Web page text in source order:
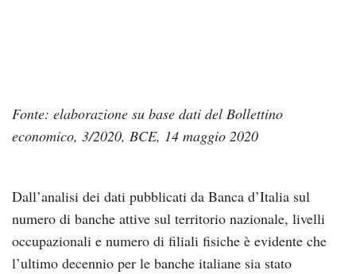
Fonte: elaborazione su base dati del Bollettino
economico, 3/2020, BCE, 14 maggio 2020
Dall’analisi dei dati pubblicati da Banca d’Italia sul
numero di banche attive sul territorio nazionale, livelli
occupazionali e numero di filiali fisiche è evidente che
l’ultimo decennio per le banche italiane sia stato